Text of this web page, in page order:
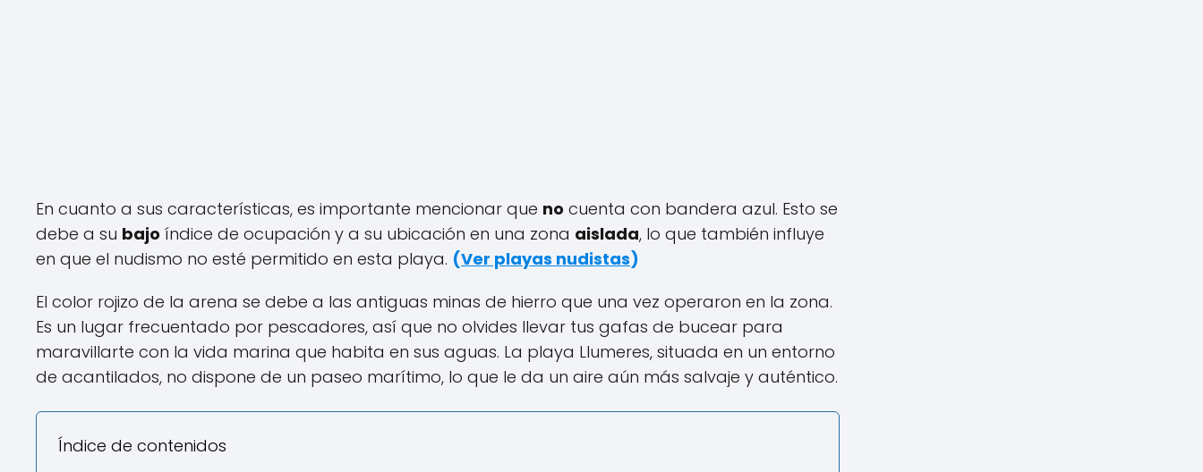
En cuanto a sus características, es importante mencionar que no cuenta con bandera azul. Esto se
debe a su bajo índice de ocupación y a su ubicación en una zona aislada, lo que también influye
en que el nudismo no esté permitido en esta playa. (Ver playas nudistas)
El color rojizo de la arena se debe a las antiguas minas de hierro que una vez operaron en la zona.
Es un lugar frecuentado por pescadores, así que no olvides llevar tus gafas de bucear para
maravillarte con la vida marina que habita en sus aguas. La playa Llumeres, situada en un entorno
de acantilados, no dispone de un paseo marítimo, lo que le da un aire aún más salvaje y auténtico.
Índice de contenidos